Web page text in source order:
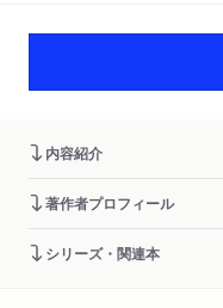
内容紹介
著作者プロフィール
シリーズ・関連本